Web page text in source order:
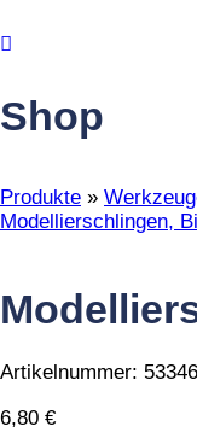
Shop
Produkte »
Modellierschlingen,
Artikelnummer: 53346
6,80 €